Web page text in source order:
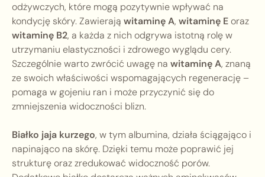
odżywczych, które mogą pozytywnie wpływać na
kondycję skóry. Zawierają witaminę A, witaminę Eoraz
witaminę B2, a każda z nich odgrywa istotną rolę w
utrzymaniu elastyczności i zdrowego wyglądu cery.
Szczególnie warto zwrócić uwagę na witaminę A, znaną
ze swoich właściwości wspomagających regenerację –
pomaga w gojeniu ran i może przyczynić się do
zmniejszenia widoczności blizn.
Białko jaja kurzego, w tym albumina, działa ściągająco i
napinająco na skórę. Dzięki temu może poprawić jej
strukturę oraz zredukować widoczność porów.